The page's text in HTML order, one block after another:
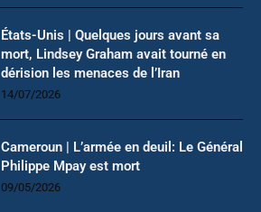
États-Unis | Quelques jours avant sa
mort, Lindsey Graham avait tourné en
dérision les menaces de l’Iran
14/07/2026
Cameroun | L’armée en deuil: Le Général
Philippe Mpay est mort
09/05/2026